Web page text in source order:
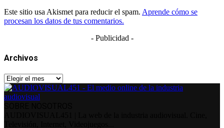
Este sitio usa Akismet para reducir el spam. Aprende cómo se
procesan los datos de tus comentarios.
- Publicidad -
Archivos
Archivos